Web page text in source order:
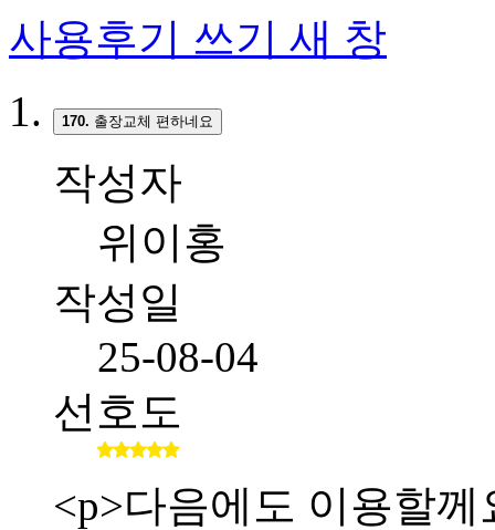
사용후기 쓰기 새 창
170. 출장교체 편하네요
작성자
위이홍
작성일
25-08-04
선호도
<p>다음에도 이용할께